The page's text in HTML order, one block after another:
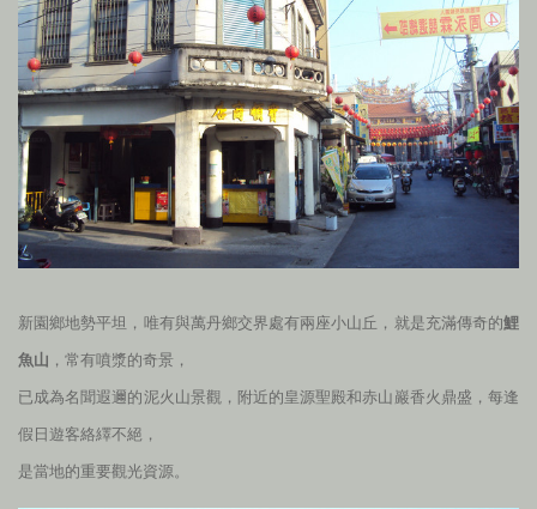
新園鄉地勢平坦，唯有與萬丹鄉交界處有兩座小山丘，就是充滿傳奇的鯉
魚山 ，常有噴漿的奇景，
已成為名聞遐邇的泥火山景觀，附近的皇源聖殿和赤山巖香火鼎盛，每逢
假日遊客絡繹不絕，
是當地的重要觀光資源。